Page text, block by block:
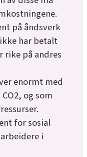
på åndsverk
har betalt
rike på andres
enormt med
og som
for sosial
i